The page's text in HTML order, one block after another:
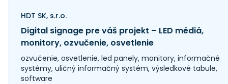
HDT SK, s.r.o.
Digital signage pre váš projekt – LED médiá,
monitory, ozvučenie, osvetlenie
ozvučenie, osvetlenie, led panely, monitory, informačné
systémy, uličný informačný systém, výsledkové tabule,
software